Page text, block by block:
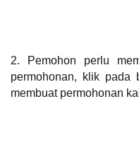
2. Pemohon perlu
permohonan, klik pada
membuat permohonan